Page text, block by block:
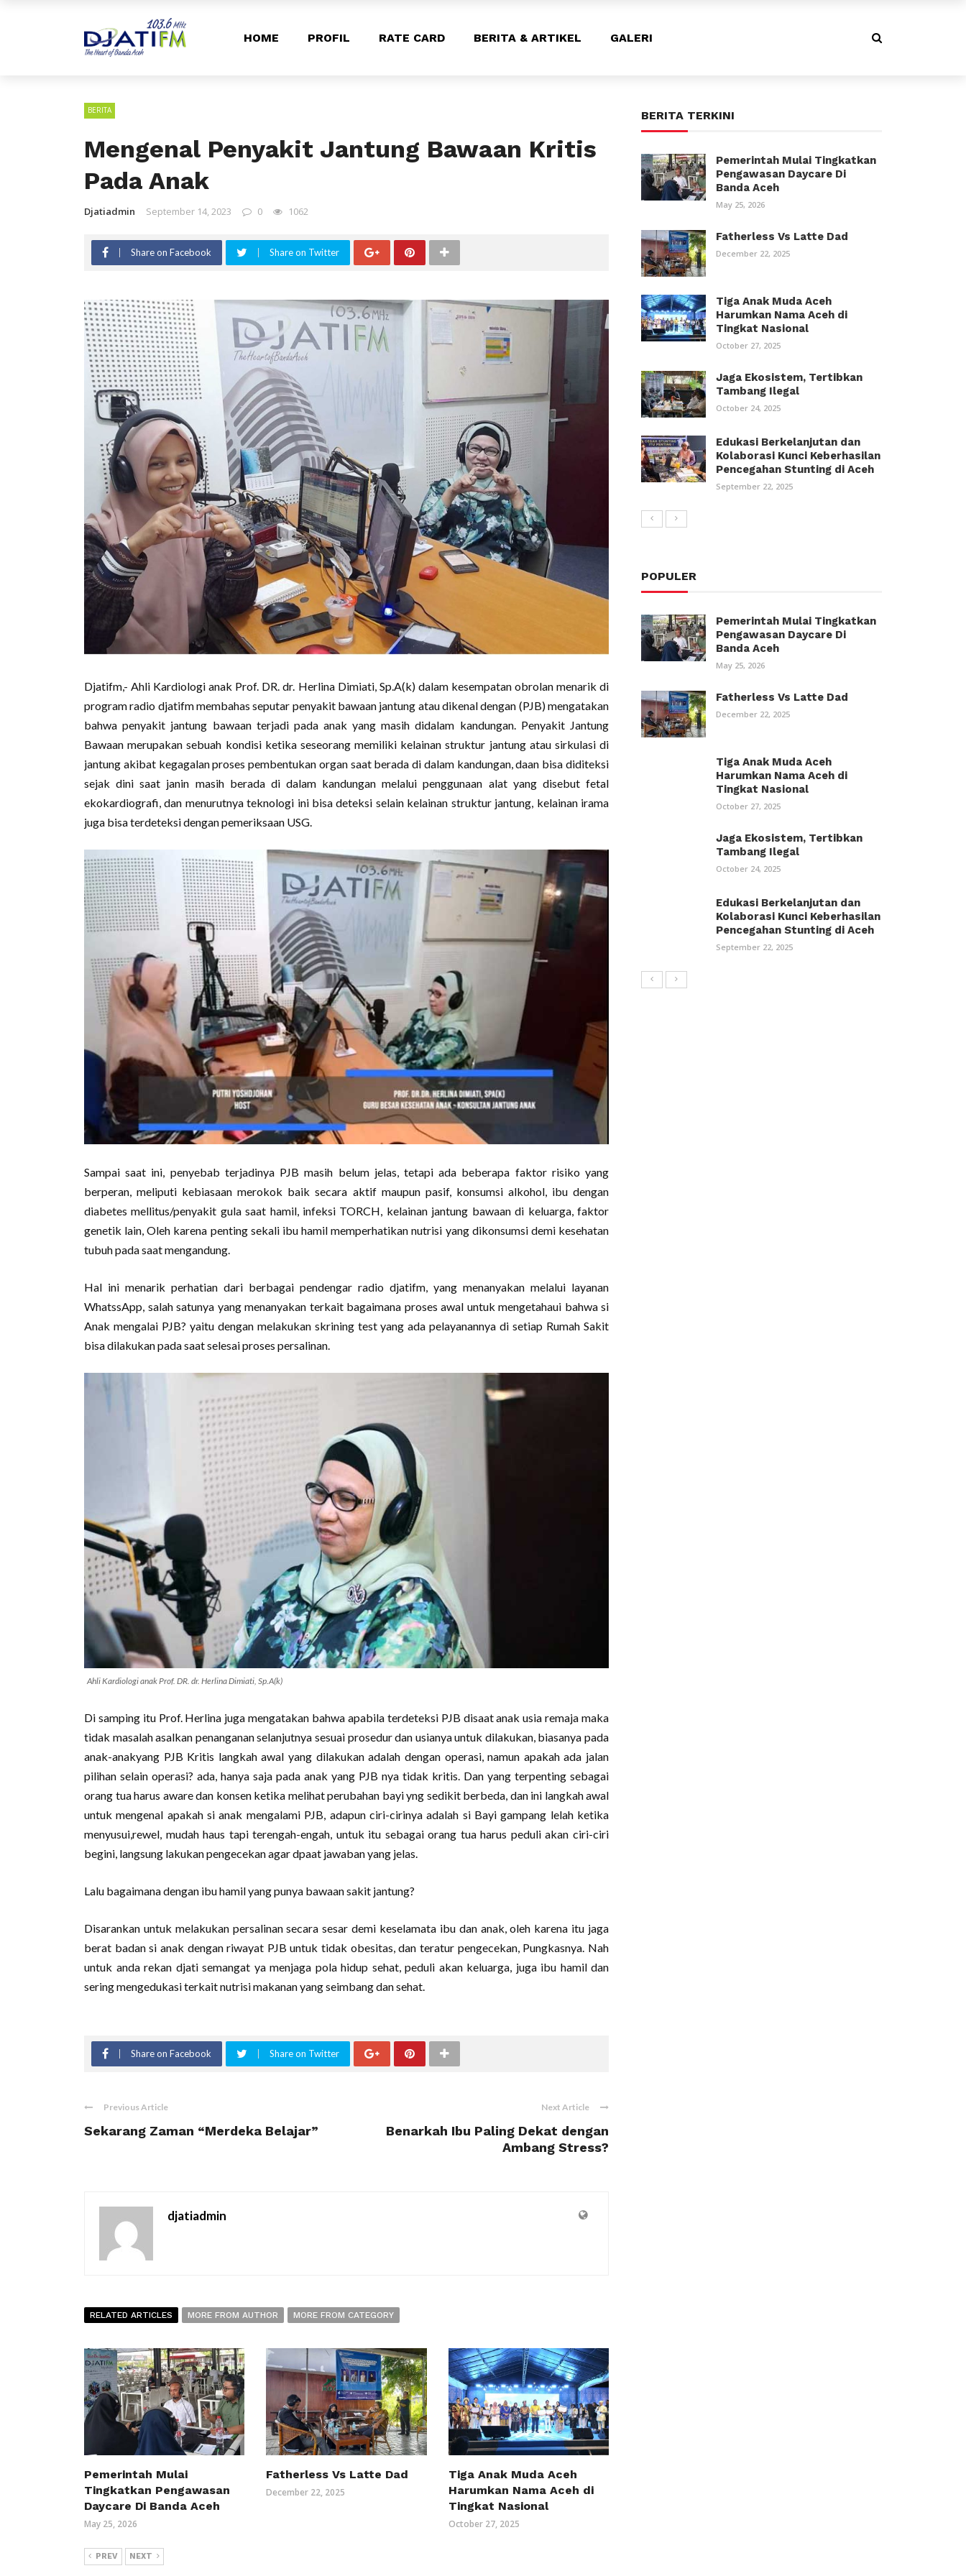
HOME PROFIL RATE CARD BERITA & ARTIKEL GALERI
BERITA
Mengenal Penyakit Jantung Bawaan Kritis
Pada Anak
Djatiadmin September 14, 2023 0 1062
Share on Facebook Share on Twitter
Djatifm,- Ahli Kardiologi anak Prof. DR. dr. Herlina Dimiati, Sp.A(k) dalam kesempatan obrolan menarik di
program radio djatifm membahas seputar penyakit bawaan jantung atau dikenal dengan (PJB) mengatakan
bahwa penyakit jantung bawaan terjadi pada anak yang masih didalam kandungan. Penyakit Jantung
Bawaan merupakan sebuah kondisi ketika seseorang memiliki kelainan struktur jantung atau sirkulasi di
jantung akibat kegagalan proses pembentukan organ saat berada di dalam kandungan, daan bisa diditeksi
sejak dini saat janin masih berada di dalam kandungan melalui penggunaan alat yang disebut fetal
ekokardiografi, dan menurutnya teknologi ini bisa deteksi selain kelainan struktur jantung, kelainan irama
juga bisa terdeteksi dengan pemeriksaan USG.
Sampai saat ini, penyebab terjadinya PJB masih belum jelas, tetapi ada beberapa faktor risiko yang
berperan, meliputi kebiasaan merokok baik secara aktif maupun pasif, konsumsi alkohol, ibu dengan
diabetes mellitus/penyakit gula saat hamil, infeksi TORCH, kelainan jantung bawaan di keluarga, faktor
genetik lain, Oleh karena penting sekali ibu hamil memperhatikan nutrisi yang dikonsumsi demi kesehatan
tubuh pada saat mengandung.
Hal ini menarik perhatian dari berbagai pendengar radio djatifm, yang menanyakan melalui layanan
WhatssApp, salah satunya yang menanyakan terkait bagaimana proses awal untuk mengetahaui bahwa si
Anak mengalai PJB? yaitu dengan melakukan skrining test yang ada pelayanannya di setiap Rumah Sakit
bisa dilakukan pada saat selesai proses persalinan.
Ahli Kardiologi anak Prof. DR. dr. Herlina Dimiati, Sp.A(k)
Di samping itu Prof. Herlina juga mengatakan bahwa apabila terdeteksi PJB disaat anak usia remaja maka
tidak masalah asalkan penanganan selanjutnya sesuai prosedur dan usianya untuk dilakukan, biasanya pada
anak-anakyang PJB Kritis langkah awal yang dilakukan adalah dengan operasi, namun apakah ada jalan
pilihan selain operasi? ada, hanya saja pada anak yang PJB nya tidak kritis. Dan yang terpenting sebagai
orang tua harus aware dan konsen ketika melihat perubahan bayi yng sedikit berbeda, dan ini langkah awal
untuk mengenal apakah si anak mengalami PJB, adapun ciri-cirinya adalah si Bayi gampang lelah ketika
menyusui,rewel, mudah haus tapi terengah-engah, untuk itu sebagai orang tua harus peduli akan ciri-ciri
begini, langsung lakukan pengecekan agar dpaat jawaban yang jelas.
Lalu bagaimana dengan ibu hamil yang punya bawaan sakit jantung?
Disarankan untuk melakukan persalinan secara sesar demi keselamata ibu dan anak, oleh karena itu jaga
berat badan si anak dengan riwayat PJB untuk tidak obesitas, dan teratur pengecekan, Pungkasnya. Nah
untuk anda rekan djati semangat ya menjaga pola hidup sehat, peduli akan keluarga, juga ibu hamil dan
sering mengedukasi terkait nutrisi makanan yang seimbang dan sehat.
Share on Facebook Share on Twitter
Previous Article
Sekarang Zaman “Merdeka Belajar”
Next Article
Benarkah Ibu Paling Dekat dengan
Ambang Stress?
djatiadmin
RELATED ARTICLES MORE FROM AUTHOR MORE FROM CATEGORY
Pemerintah Mulai
Tingkatkan Pengawasan
Daycare Di Banda Aceh
May 25, 2026
Fatherless Vs Latte Dad
December 22, 2025
Tiga Anak Muda Aceh
Harumkan Nama Aceh di
Tingkat Nasional
October 27, 2025
PREV NEXT
BERITA TERKINI
Pemerintah Mulai Tingkatkan
Pengawasan Daycare Di
Banda Aceh
May 25, 2026
Fatherless Vs Latte Dad
December 22, 2025
Tiga Anak Muda Aceh
Harumkan Nama Aceh di
Tingkat Nasional
October 27, 2025
Jaga Ekosistem, Tertibkan
Tambang Ilegal
October 24, 2025
Edukasi Berkelanjutan dan
Kolaborasi Kunci Keberhasilan
Pencegahan Stunting di Aceh
September 22, 2025
POPULER
Pemerintah Mulai Tingkatkan
Pengawasan Daycare Di
Banda Aceh
May 25, 2026
Fatherless Vs Latte Dad
December 22, 2025
Tiga Anak Muda Aceh
Harumkan Nama Aceh di
Tingkat Nasional
October 27, 2025
Jaga Ekosistem, Tertibkan
Tambang Ilegal
October 24, 2025
Edukasi Berkelanjutan dan
Kolaborasi Kunci Keberhasilan
Pencegahan Stunting di Aceh
September 22, 2025